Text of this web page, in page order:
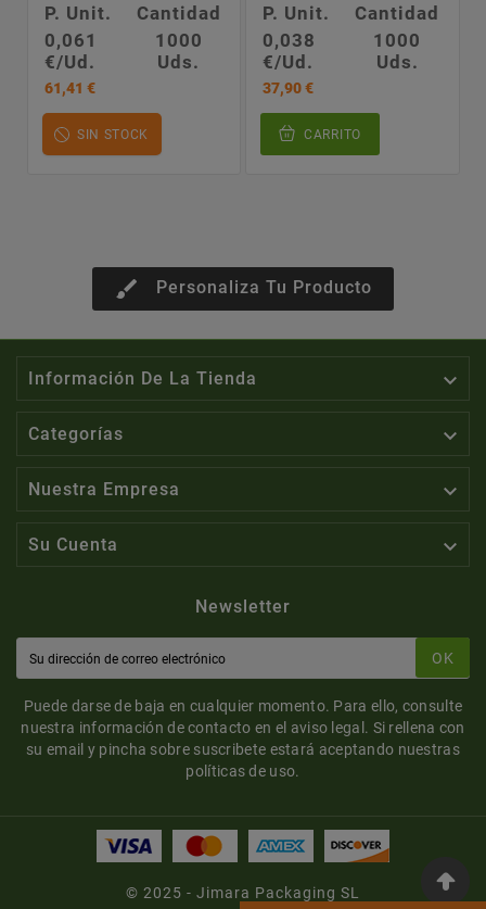
P. Unit.
Cantidad
0,061
€/Ud.
1000
Uds.
61,41 €
SIN STOCK
P. Unit.
Cantidad
0,038
€/Ud.
1000
Uds.
37,90 €
CARRITO
brush Personaliza Tu Producto
Información De La Tienda 
Categorías 
Nuestra Empresa 
Su Cuenta 
Newsletter
OK
Puede darse de baja en cualquier momento. Para ello, consulte
nuestra información de contacto en el aviso legal. Si rellena con
su email y pincha sobre suscribete estará aceptando nuestras
políticas de uso.
© 2025 - Jimara Packaging SL